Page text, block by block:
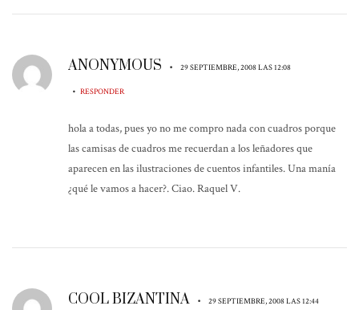
ANONYMOUS • 29 SEPTIEMBRE, 2008 LAS 12:08
• RESPONDER
hola a todas, pues yo no me compro nada con cuadros porque
las camisas de cuadros me recuerdan a los leñadores que
aparecen en las ilustraciones de cuentos infantiles. Una manía
¿qué le vamos a hacer?. Ciao. Raquel V.
COOL BIZANTINA • 29 SEPTIEMBRE, 2008 LAS 12:44